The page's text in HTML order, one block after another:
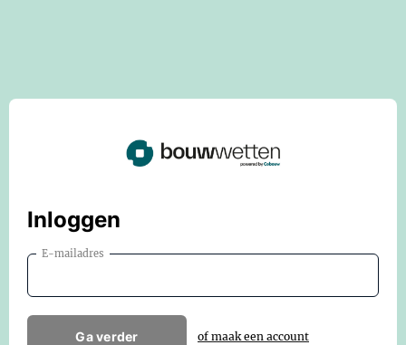
Inloggen
E-mailadres
Ga verder of maak een account